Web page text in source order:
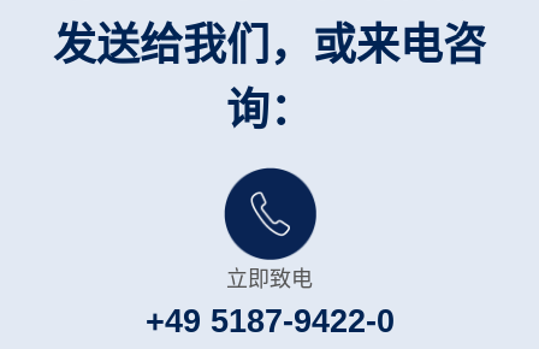
发送给我们，或来电咨
询：
立即致电
+49 5187-9422-0